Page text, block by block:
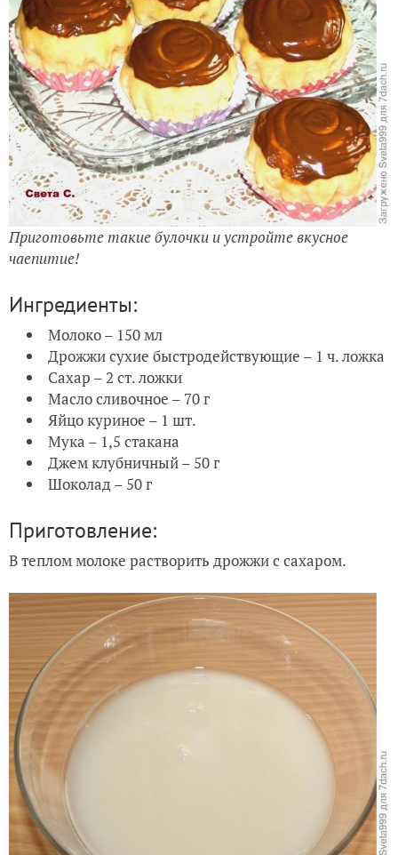
Приготовьте такие булочки и устройте вкусное
чаепитие!
Ингредиенты:
Молоко – 150 мл
Дрожжи сухие быстродействующие – 1 ч. ложка
Сахар – 2 ст. ложки
Масло сливочное – 70 г
Яйцо куриное – 1 шт.
Мука – 1,5 стакана
Джем клубничный – 50 г
Шоколад – 50 г
Приготовление:
В теплом молоке растворить дрожжи с сахаром.